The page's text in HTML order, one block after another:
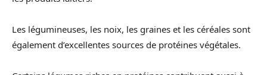
Les légumineuses, les noix, les graines et les céréales sont
également d’excellentes sources de protéines végétales.